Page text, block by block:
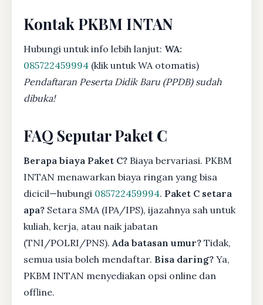
Kontak PKBM INTAN
Hubungi untuk info lebih lanjut: WA:
085722459994 (klik untuk WA otomatis)
Pendaftaran Peserta Didik Baru (PPDB) sudah
dibuka!
FAQ Seputar Paket C
Berapa biaya Paket C? Biaya bervariasi. PKBM
INTAN menawarkan biaya ringan yang bisa
dicicil—hubungi 085722459994. Paket C setara
apa? Setara SMA (IPA/IPS), ijazahnya sah untuk
kuliah, kerja, atau naik jabatan
(TNI/POLRI/PNS).Ada batasan umur? Tidak,
semua usia boleh mendaftar. Bisa daring? Ya,
PKBM INTAN menyediakan opsi online dan
offline.